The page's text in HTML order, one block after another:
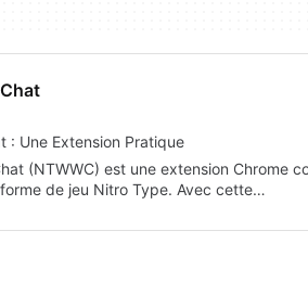
: Une Extension Pratique
(NTWWC) est une extension Chrome
de jeu Nitro Type. Avec cette…